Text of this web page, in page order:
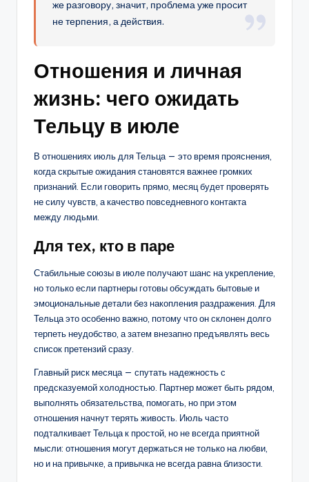
же разговору, значит, проблема уже просит
не терпения, а действия.
Отношения и личная
жизнь: чего ожидать
Тельцу в июле
В отношениях июль для Тельца — это время прояснения,
когда скрытые ожидания становятся важнее громких
признаний. Если говорить прямо, месяц будет проверять
не силу чувств, а качество повседневного контакта
между людьми.
Для тех, кто в паре
Стабильные союзы в июле получают шанс на укрепление,
но только если партнеры готовы обсуждать бытовые и
эмоциональные детали без накопления раздражения. Для
Тельца это особенно важно, потому что он склонен долго
терпеть неудобство, а затем внезапно предъявлять весь
список претензий сразу.
Главный риск месяца — спутать надежность с
предсказуемой холодностью. Партнер может быть рядом,
выполнять обязательства, помогать, но при этом
отношения начнут терять живость. Июль часто
подталкивает Тельца к простой, но не всегда приятной
мысли: отношения могут держаться не только на любви,
но и на привычке, а привычка не всегда равна близости.